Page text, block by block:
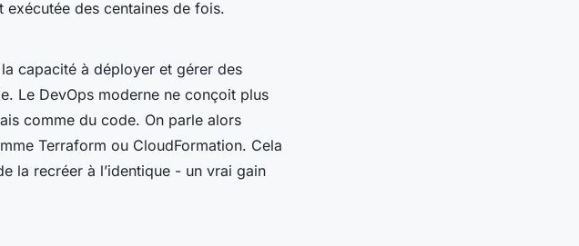
des centaines de fois.
la capacité à déployer et gérer des
Le DevOps moderne ne conçoit plus
comme du code. On parle alors
Terraform ou CloudFormation. Cela
la recréer à l’identique - un vrai gain